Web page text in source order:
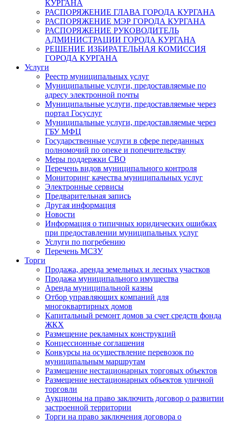
КУРГАНА
РАСПОРЯЖЕНИЕ ГЛАВА ГОРОДА КУРГАНА
РАСПОРЯЖЕНИЕ МЭР ГОРОДА КУРГАНА
РАСПОРЯЖЕНИЕ РУКОВОДИТЕЛЬ
АДМИНИСТРАЦИИ ГОРОДА КУРГАНА
РЕШЕНИЕ ИЗБИРАТЕЛЬНАЯ КОМИССИЯ
ГОРОДА КУРГАНА
Услуги
Реестр муниципальных услуг
Муниципальные услуги, предоставляемые по
адресу электронной почты
Муниципальные услуги, предоставляемые через
портал Госуслуг
Муниципальные услуги, предоставляемые через
ГБУ МФЦ
Государственные услуги в сфере переданных
полномочий по опеке и попечительству
Меры поддержки СВО
Перечень видов муниципального контроля
Мониторинг качества муниципальных услуг
Электронные сервисы
Предварительная запись
Другая информация
Новости
Информация о типичных юридических ошибках
при предоставлении муниципальных услуг
Услуги по погребению
Перечень МСЗУ
Торги
Продажа, аренда земельных и лесных участков
Продажа муниципального имущества
Аренда муниципальной казны
Отбор управляющих компаний для
многоквартирных домов
Капитальный ремонт домов за счет средств фонда
ЖКХ
Размещение рекламных конструкций
Концессионные соглашения
Конкурсы на осуществление перевозок по
муниципальным маршрутам
Размещение нестационарных торговых объектов
Размещение нестационарных объектов уличной
торговли
Аукционы на право заключить договор о развитии
застроенной территории
Торги на право заключения договора о